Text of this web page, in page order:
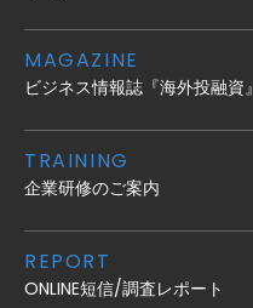
MAGAZINE
ビジネス情報誌『海外投融資』
TRAINING
企業研修のご案内
REPORT
ONLINE短信/調査レポート